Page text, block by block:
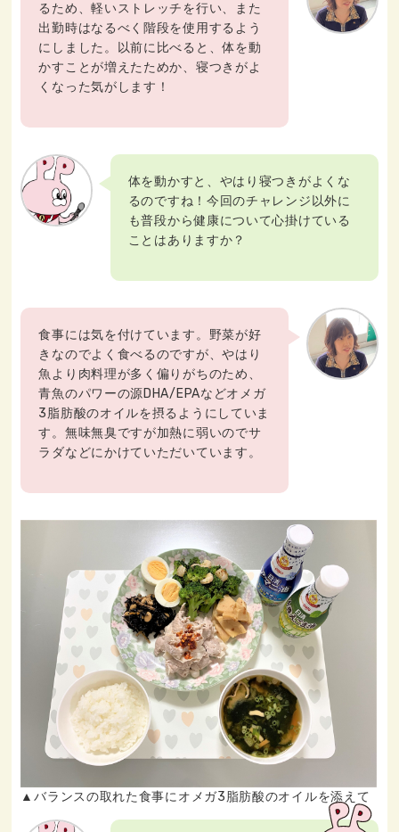
るため、軽いストレッチを行い、また
出勤時はなるべく階段を使用するよう
にしました。以前に比べると、体を動
かすことが増えたためか、寝つきがよ
くなった気がします！
体を動かすと、やはり寝つきがよくな
るのですね！今回のチャレンジ以外に
も普段から健康について心掛けている
ことはありますか？
食事には気を付けています。野菜が好
きなのでよく食べるのですが、やはり
魚より肉料理が多く偏りがちのため、
青魚のパワーの源DHA/EPAなどオメガ
3脂肪酸のオイルを摂るようにしていま
す。無味無臭ですが加熱に弱いのでサ
ラダなどにかけていただいています。
▲バランスの取れた食事にオメガ3脂肪酸のオイルを添えて